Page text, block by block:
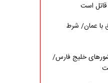
قاتل است
با عمان/ شرط
خلیج فارس/